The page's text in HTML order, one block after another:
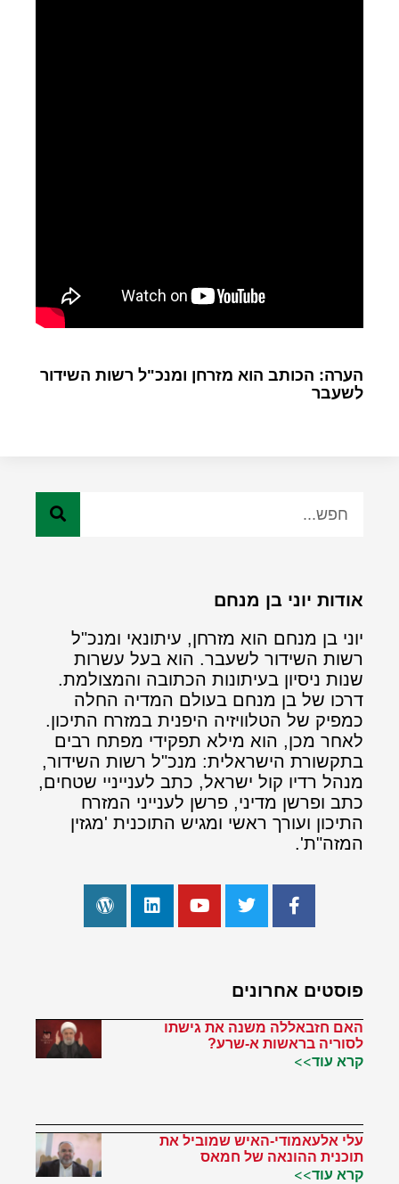
הערה: הכותב הוא מזרחן ומנכ"ל רשות השידור
לשעבר
אודות יוני בן מנחם
יוני בן מנחם הוא מזרחן, עיתונאי ומנכ"ל
רשות השידור לשעבר. הוא בעל עשרות
שנות ניסיון בעיתונות הכתובה והמצולמת.
דרכו של בן מנחם בעולם המדיה החלה
כמפיק של הטלוויזיה היפנית במזרח התיכון.
לאחר מכן, הוא מילא תפקידי מפתח רבים
בתקשורת הישראלית: מנכ"ל רשות השידור,
מנהל רדיו קול ישראל, כתב לענייניי שטחים,
כתב ופרשן מדיני, פרשן לענייני המזרח
התיכון ועורך ראשי ומגיש התוכנית 'מגזין
המזה"ת'.
פוסטים אחרונים
האם חזבאללה משנה את גישתו
לסוריה בראשות א-שרע?
קרא עוד>>
עלי אלעאמודי-האיש שמוביל את
תוכנית ההונאה של חמאס
קרא עוד>>